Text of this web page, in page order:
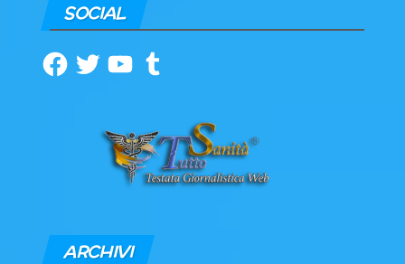
SOCIAL
Facebook
TwitterYouTubeTumblr
ARCHIVI